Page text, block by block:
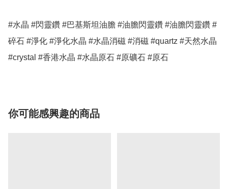
#水晶 #閃靈鑽 #巴基斯坦油膽 #油膽閃靈鑽 #油膽閃靈鑽 #
碎石 #淨化 #淨化水晶 #水晶消磁 #消磁 #quartz #天然水晶
#crystal #香港水晶 #水晶原石 #原礦石 #原石
你可能感興趣的商品